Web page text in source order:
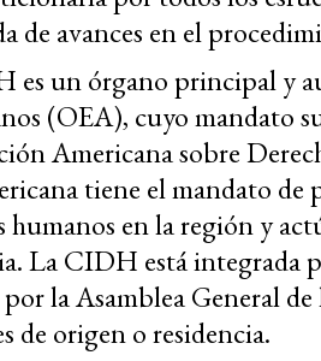
de avances en el
es un órgano principal y
(OEA), cuyo mandato
Americana sobre
tiene el mandato de
humanos en la región y
La CIDH está integrada
la Asamblea General
de origen o residencia.